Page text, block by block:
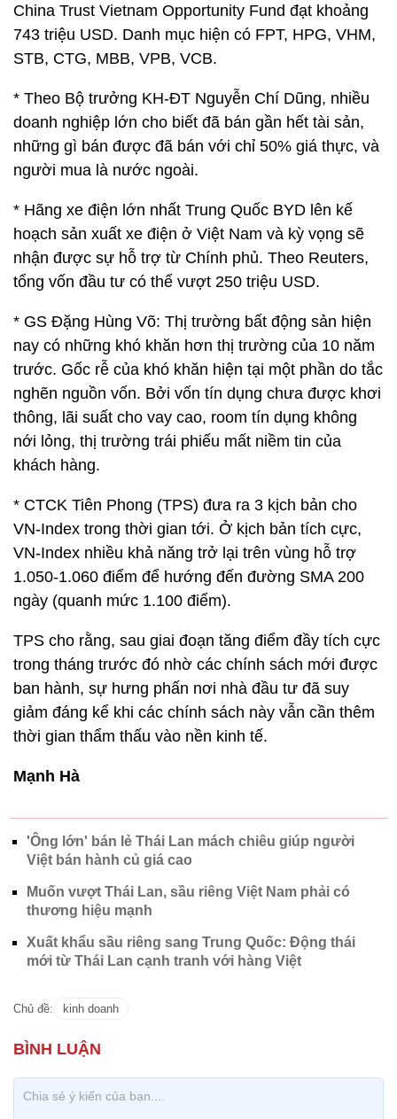
China Trust Vietnam Opportunity Fund đạt khoảng
743 triệu USD. Danh mục hiện có FPT, HPG, VHM,
STB, CTG, MBB, VPB, VCB.
* Theo Bộ trưởng KH-ĐT Nguyễn Chí Dũng, nhiều
doanh nghiệp lớn cho biết đã bán gần hết tài sản,
những gì bán được đã bán với chỉ 50% giá thực, và
người mua là nước ngoài.
* Hãng xe điện lớn nhất Trung Quốc BYD lên kế
hoạch sản xuất xe điện ở Việt Nam và kỳ vọng sẽ
nhận được sự hỗ trợ từ Chính phủ. Theo Reuters,
tổng vốn đầu tư có thể vượt 250 triệu USD.
* GS Đặng Hùng Võ: Thị trường bất động sản hiện
nay có những khó khăn hơn thị trường của 10 năm
trước. Gốc rễ của khó khăn hiện tại một phần do tắc
nghẽn nguồn vốn. Bởi vốn tín dụng chưa được khơi
thông, lãi suất cho vay cao, room tín dụng không
nới lỏng, thị trường trái phiếu mất niềm tin của
khách hàng.
* CTCK Tiên Phong (TPS) đưa ra 3 kịch bản cho
VN-Index trong thời gian tới. Ở kịch bản tích cực,
VN-Index nhiều khả năng trở lại trên vùng hỗ trợ
1.050-1.060 điểm để hướng đến đường SMA 200
ngày (quanh mức 1.100 điểm).
TPS cho rằng, sau giai đoạn tăng điểm đầy tích cực
trong tháng trước đó nhờ các chính sách mới được
ban hành, sự hưng phấn nơi nhà đầu tư đã suy
giảm đáng kể khi các chính sách này vẫn cần thêm
thời gian thẩm thấu vào nền kinh tế.
Mạnh Hà
'Ông lớn' bán lẻ Thái Lan mách chiêu giúp người
Việt bán hành củ giá cao
Muốn vượt Thái Lan, sầu riêng Việt Nam phải có
thương hiệu mạnh
Xuất khẩu sầu riêng sang Trung Quốc: Động thái
mới từ Thái Lan cạnh tranh với hàng Việt
Chủ đề: kinh doanh